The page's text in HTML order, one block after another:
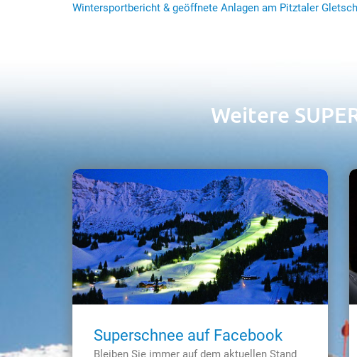
Wintersportbericht & geöffnete Anlagen am Pitztaler
Weitere
Superschnee auf Facebook
Bleiben Sie immer auf dem aktuellen Stand